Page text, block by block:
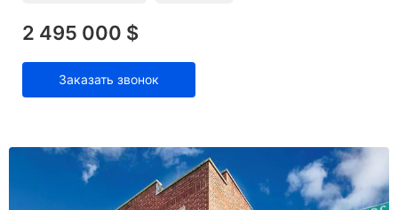
2 495 000 $
Заказать звонок